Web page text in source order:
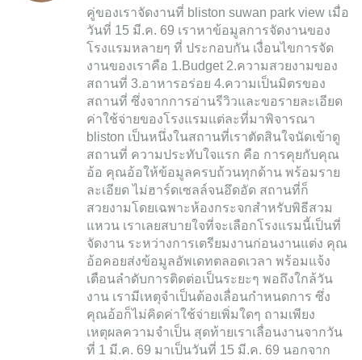
คู่ของเราจัดงานที่ bliston suwan park view เมื่อ
วันที่ 15 มี.ค. 69 เราหาข้อมูลการจัดงานของ
โรงแรมหลายๆ ที่ ประกอบกัน เงื่อนไขการจัด
งานของเราคือ 1.Budget 2.ความสวยงามของ
สถานที่ 3.อาหารอร่อย 4.ความเป็นมิตรของ
สถานที่ ซึ่งจากการอ่านรีวิวและขอรายละเอียด
ค่าใช้จ่ายของโรงแรมแต่ละที่มาพิจารณา
bliston เป็นหนึ่งในสถานที่เราตัดสินใจนัดเข้าดู
สถานที่ ความประทับใจแรก คือ การคุยกับคุณ
อ้อ คุณอ้อให้ข้อมูลครบถ้วนทุกด้าน พร้อมราย
ละเอียด ไม่ฮาร์ดเซลล์จนอึดอัด สถานที่ก็
สวยงามโดยเฉพาะห้องกระจกสำหรับพิธีสวม
แหวน เราเลยสบายใจที่จะเลือกโรงแรมนี้เป็นที่
จัดงาน ระหว่างการเตรียมงานก่อนงานแต่ง คุณ
อ้อคอยส่งข้อมูลอัพเดทตลอดเวลา พร้อมแจ้ง
เตือนลำดับการติดต่อเป็นระยะๆ พอถึงใกล้วัน
งาน เรามีเหตุจำเป็นต้องเลื่อนกำหนดการ ซึ่ง
คุณอ้อก็ไม่คิดค่าใช้จ่ายเพิ่มใดๆ ถามเพียง
เหตุผลความจำเป็น สุดท้ายเราเลื่อนงานจากวัน
ที่ 1 มี.ค. 69 มาเป็นวันที่ 15 มี.ค. 69 นอกจาก